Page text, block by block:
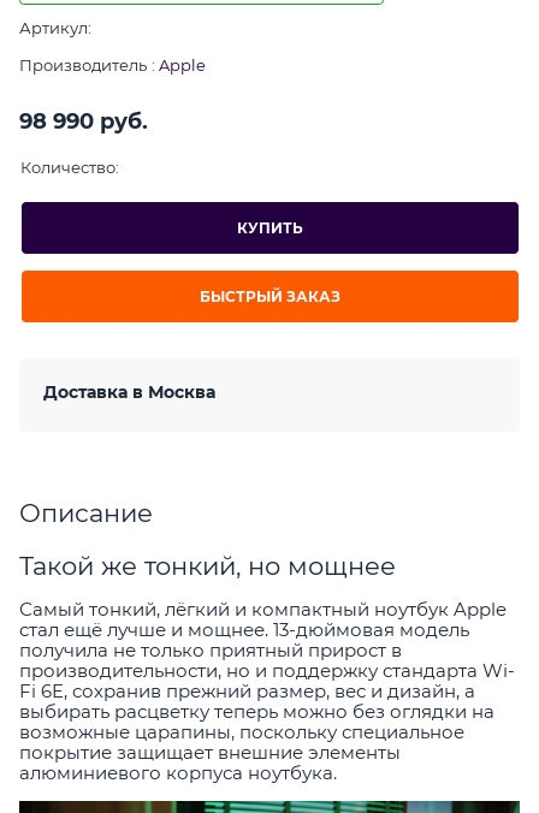
Артикул:
Производитель : Apple
98 990 руб.
Количество:
КУПИТЬ
БЫСТРЫЙ ЗАКАЗ
Доставка в Москва
Описание
Такой же тонкий, но мощнее
Самый тонкий, лёгкий и компактный ноутбук Apple
cтал ещё лучше и мощнее. 13-дюймовая модель
получила не только приятный прирост в
производительности, но и поддержку стандарта Wi-
Fi 6E, сохранив прежний размер, вес и дизайн, а
выбирать расцветку теперь можно без оглядки на
возможные царапины, поскольку специальное
покрытие защищает внешние элементы
алюминиевого корпуса ноутбука.